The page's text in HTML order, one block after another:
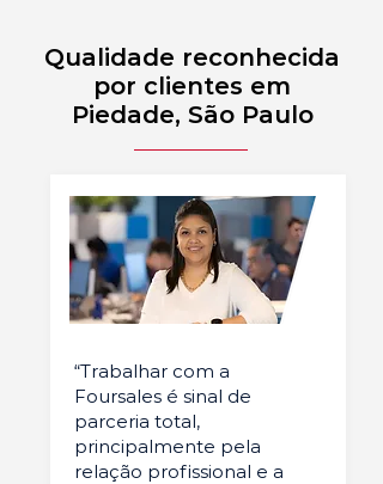
Qualidade reconhecida
por clientes em
Piedade, São Paulo
“Trabalhar com a
Foursales é sinal de
parceria total,
principalmente pela
relação profissional e a